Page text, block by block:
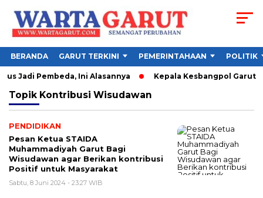
BERANDA GARUT TERKINI PEMERINTAHAAN POLITIK
Jadi Pembeda, Ini Alasannya Kepala Kesbangpol Garut
Topik Kontribusi Wisudawan
PENDIDIKAN
Pesan Ketua STAIDA
Muhammadiyah Garut Bagi
Wisudawan agar Berikan kontribusi
Positif untuk Masyarakat
Sabtu, 8 Juni 2024 - 23:27 WIB